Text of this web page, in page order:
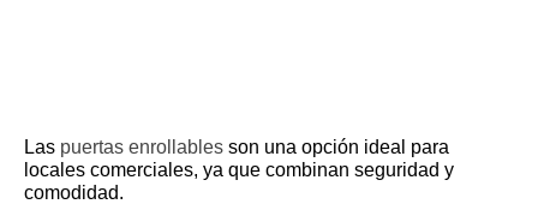
Las puertas enrollables son una opción ideal para
locales comerciales, ya que combinan seguridad y
comodidad.